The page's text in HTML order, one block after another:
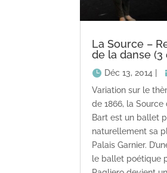
La Source –
de la danse
Déc 13, 2014 |
Variation sur le
de 1866, la
Bart est un ballet
naturellement sa
Palais Garnier.
le ballet poétique